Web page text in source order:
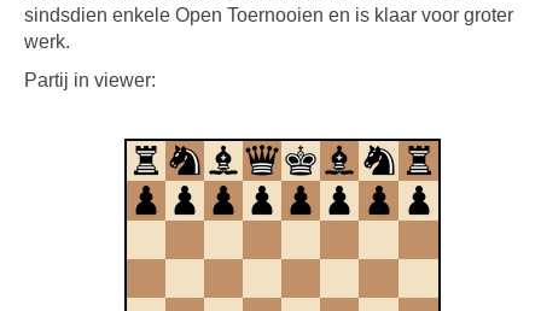
sindsdien enkele Open Toernooien en is klaar voor groter
werk.
Partij in viewer: